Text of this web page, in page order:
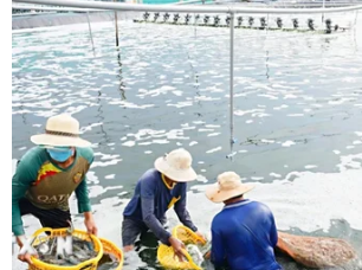
Người dân không sử dụng sản phẩm
giảm cân không rõ nguồn gốc, chưa
được cấp phép
06/08/2026 04:22
Công nghệ Robot Da Vinci
nâng cao năng lực phẫu thuật